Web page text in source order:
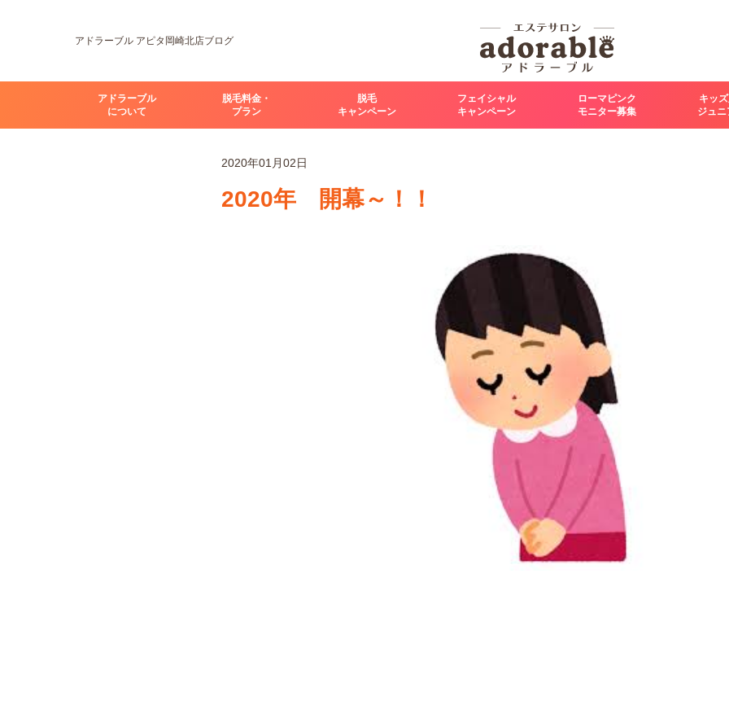
アドラーブル アピタ岡崎北店ブログ
アドラーブル
について
脱毛料金・
プラン
脱毛
キャンペーン
フェイシャル
キャンペーン
ローマピンク
モニター募集
キッ
ジュ
2020年01月02日
2020年 開幕～！！